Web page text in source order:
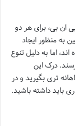
ان بی، برای هر دو
به منظور ایجاد
اما به دلیل تنوع
درک این
تری بگیرید و در
باید داشته باشید.